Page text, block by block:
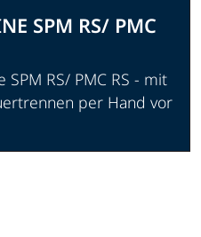
SPM RS/ PMC
RS/ PMC RS - mit
per Hand vor